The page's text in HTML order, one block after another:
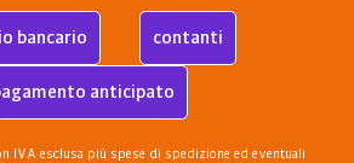
bancario contanti
anticipato
IVA esclusa più spese di spedizione ed eventuali